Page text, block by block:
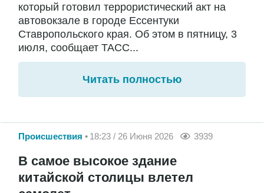
который готовил террористический акт на
автовокзале в городе Ессентуки
Ставропольского края. Об этом в пятницу, 3
июля, сообщает ТАСС...
Читать полностью
Происшествия 18:23 / 26 Июня 2026 3939
В самое высокое здание
китайской столицы влетел